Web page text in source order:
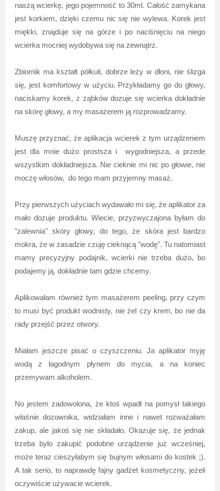
naszą wcierkę, jego pojemność to 30ml. Całość zamykana
jest korkiem, dzięki czemu nic się nie wylewa. Korek jest
miękki, znajduje się na górze i po naciśnięciu na niego
wcierka mocniej wydobywa się na zewnątrz.
Zbiornik ma kształt półkuli, dobrze leży w dłoni, nie ślizga
się, jest komfortowy w użyciu. Przykładamy go do głowy,
naciskamy korek, z ząbków dozuje się wcierka dokładnie
na skórę głowy, a my masażerem ją rozprowadzamy.
Muszę przyznać, że aplikacja wcierek z tym urządzeniem
jest dla mnie dużo prostsza i wygodniejsza, a przede
wszystkim dokładniejsza. Nie cieknie mi nic po głowie, nie
moczę włosów, do tego mam przyjemny masaż.
Przy pierwszych użyciach wydawało mi się, że aplikator za
mało dozuje produktu. Wiecie, przyzwyczajona byłam do
"zalewnia" skóry głowy, do tego, że skóra jest bardzo
mokra, że w zasadzie czuję cieknącą "wodę". Tu natomiast
mamy precyzyjny podajnik, wcierki nie trzeba dużo, bo
podajemy ją, dokładnie tam gdzie chcemy.
Aplikowałam również tym masażerem peeling, przy czym
to musi być produkt wodnisty, nie żel czy krem, bo nie da
rady przejść przez otwory.
Miałam jeszcze pisać o czyszczeniu. Ja aplikator myję
wodą z łagodnym płynem do mycia, a na koniec
przemywam alkoholem.
No jestem zadowolona, że ktoś wpadł na pomysł takiego
właśnie dozownika, widziałam inne i nawet rozważałam
zakup, ale jakoś się nie składało. Okazuje się, że jednak
trzeba było zakupić podobne urządzenie już wcześniej,
może teraz cieszyłabym się bujnym włosami do kostek ;).
A tak serio, to naprawdę fajny gadżet kosmetyczny, jeżeli
oczywiście używacie wcierek.